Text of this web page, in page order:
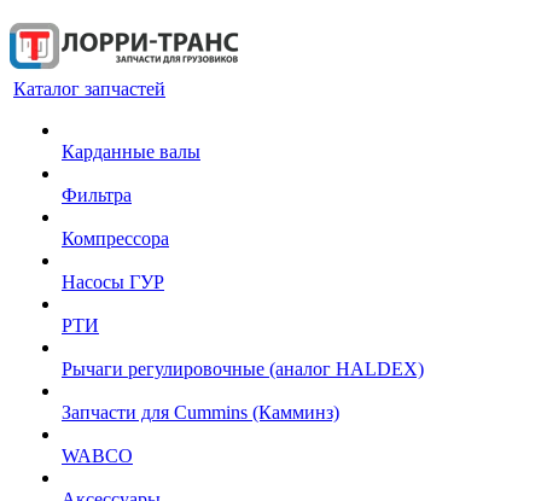
Каталог запчастей
Карданные валы
Фильтра
Компрессора
Насосы ГУР
РТИ
Рычаги регулировочные (аналог HALDEX)
Запчасти для Cummins (Камминз)
WABCO